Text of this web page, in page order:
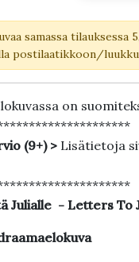
samassa tilauksessa
postilaatikkoon/
on
(9+) > Lisätietoja
Julialle - Letters To